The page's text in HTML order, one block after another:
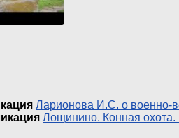
Ларионова И.С. о военно-
Лощинино. Конная охота.